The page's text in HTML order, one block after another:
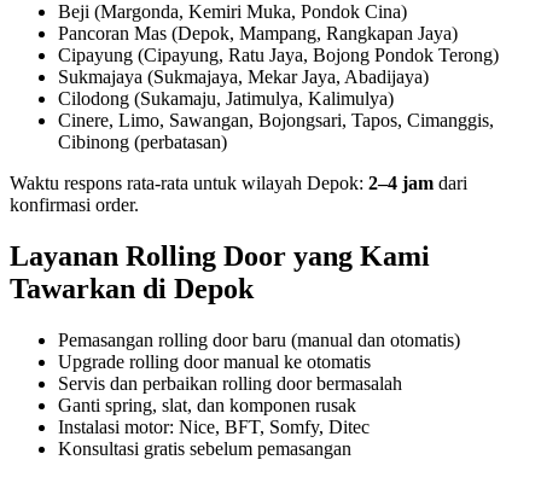
Beji (Margonda, Kemiri Muka, Pondok Cina)
Pancoran Mas (Depok, Mampang, Rangkapan Jaya)
Cipayung (Cipayung, Ratu Jaya, Bojong Pondok Terong)
Sukmajaya (Sukmajaya, Mekar Jaya, Abadijaya)
Cilodong (Sukamaju, Jatimulya, Kalimulya)
Cinere, Limo, Sawangan, Bojongsari, Tapos, Cimanggis,
Cibinong (perbatasan)
Waktu respons rata-rata untuk wilayah Depok: 2–4 jam dari
konfirmasi order.
Layanan Rolling Door yang Kami
Tawarkan di Depok
Pemasangan rolling door baru (manual dan otomatis)
Upgrade rolling door manual ke otomatis
Servis dan perbaikan rolling door bermasalah
Ganti spring, slat, dan komponen rusak
Instalasi motor: Nice, BFT, Somfy, Ditec
Konsultasi gratis sebelum pemasangan